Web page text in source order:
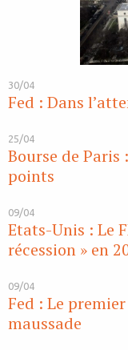
30/04
Fed : Dans
25/04
Bourse de Paris
points
09/04
Etats-Unis : Le
récession » en
09/04
Fed : Le
maussade